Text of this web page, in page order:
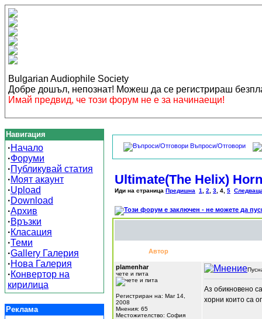
Bulgarian Audiophile Society
Добре дошъл, непознат! Можеш да се регистрираш
Имай предвид, че този форум не е за начинаещи!
Навигация
·Начало
·Форуми
·Публикувай статия
·Моят акаунт
·Upload
·Download
·Архив
·Връзки
·Класация
·Теми
·Gallery Галерия
·Нова Галерия
·Конвертор на
кирилица
Реклама
Въпроси/Отговори
Ultimate(The Helix)
Иди на страница Предишна 1 2 3 4 5
Автор
plamenhar
чете и пита
Регистриран на: Mar 14,
2008
Мнения: 65
Местожителство: София
Аз обикновено
хорни които са